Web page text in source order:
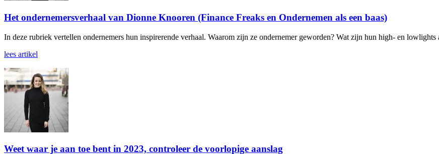
Het ondernemersverhaal van Dionne Knooren (Finance Freaks en Ondernemen als een baas)
In deze rubriek vertellen ondernemers hun inspirerende verhaal. Waarom zijn ze ondernemer geworden? Wat zijn hun high- en lowlights
lees artikel
Weet waar je aan toe bent in 2023, controleer de voorlopige aanslag